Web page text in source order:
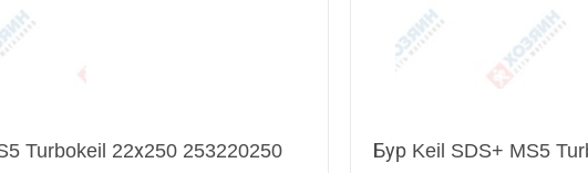
Turbokeil 22х250 253220250 Бур Keil SDS+ MS5